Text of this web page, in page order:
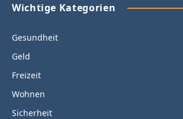
Wichtige Kategorien
Gesundheit
Geld
Freizeit
Wohnen
Sicherheit